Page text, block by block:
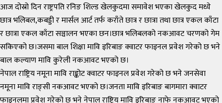
आज दोस्रो दिन राष्ट्रपति रनिङ शिल्ड खेलकुदमा समावेश भएका खेलकुद मध्ये
छात्र भलिबल,कबड्डी र मार्सल आर्ट तर्फ कराँते छात्र र छात्रा तथा छात्र एकल काँटा
र छात्रा एकल काँटा सञ्चालन भएका छन।छात्र भलिबलको नकआवट चरणको गेम
सकिएको छ।जसमा बाल शिक्षा मावि इरिबाङ क्वाटर फाइनल प्रवेश गरेको छ भने
बाल कल्याण मावि कुरेली नकआवट भएको छ।
नेपाल राष्ट्रिय नमूना मावि राङ्कोट क्वाटर फाइनल प्रवेश गरेको छ भने जनसेवा
नमूना मावि राङ्सी नकआवट भएको छ।जनता मावि इरिबाङ बागमारा क्वाटर